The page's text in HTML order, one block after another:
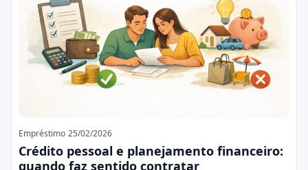
Empréstimo 25/02/2026
Crédito pessoal e planejamento financeiro:
quando faz sentido contratar